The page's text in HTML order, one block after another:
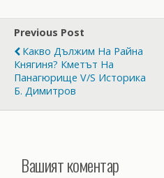
Previous Post
Какво Дължим На Райна
Княгиня? Кметът На
Панагюрище V/s Историка
Б. Димитров
Вашият коментар